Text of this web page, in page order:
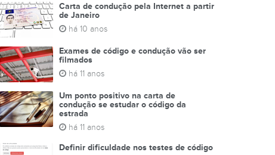
Carta de condução pela Internet a partir
de Janeiro
há 10 anos
Exames de código e condução vão ser
filmados
há 11 anos
Um ponto positivo na carta de
condução se estudar o código da
estrada
há 11 anos
Definir dificuldade nos testes de código